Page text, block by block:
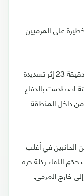
على المرميين
وجاءت أولى الهجمات الكولومبية في الدقيقة 23 إثر تسديدة
اصطدمت بالدفاع
داخل المنطقة
الجانبين في أغلب
الدقيقة 42 احتسب حكم اللقاء ركلة حرة
خارج المرمى.